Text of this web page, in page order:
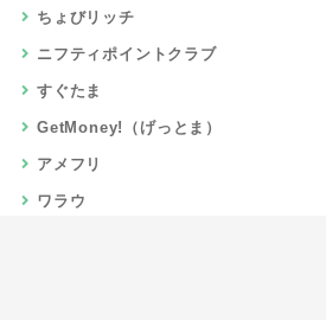
ちょびリッチ
ニフティポイントクラブ
すぐたま
GetMoney!（げっとま）
アメフリ
ワラウ